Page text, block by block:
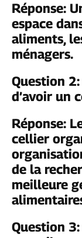
Réponse:
espace
aliments,
ménagers.
Question
d’avoir un
Réponse:
cellier
de la
meilleure
Question